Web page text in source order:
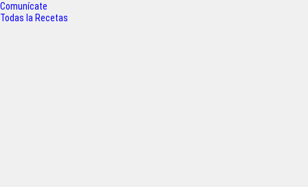
Comunícate
Todas la Recetas